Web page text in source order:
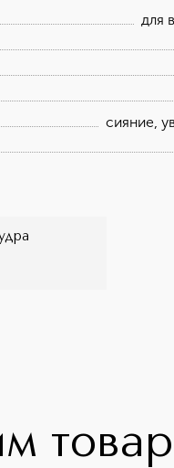
для
сияние,